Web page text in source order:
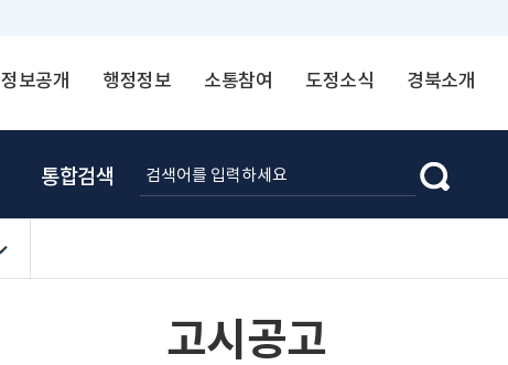
정보공개 행정정보 소통참여 도정소식 경북소개
통합검색
고시공고